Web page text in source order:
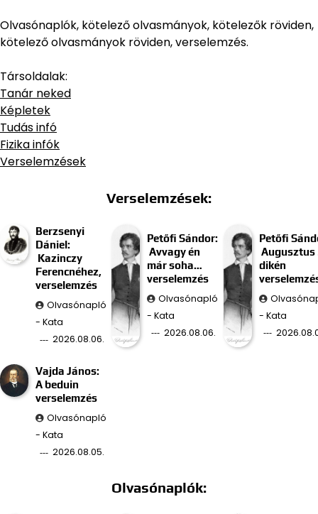
Olvasónaplók, kötelező olvasmányok, kötelezők röviden,
kötelező olvasmányok röviden, verselemzés.
Társoldalak:
Tanár neked
Képletek
Tudás infó
Fizika infók
Verselemzések
Verselemzések:
Berzsenyi
Dániel:
Kazinczy
Ferencnéhez,
verselemzés
Olvasónapló
- Kata
2026.08.06.
Petőfi Sándor:
Avvagy én
már soha…
verselemzés
Olvasónapló
- Kata
2026.08.06.
Petőfi
Augusztus
dikén
- Kata
Vajda János:
A beduin
verselemzés
Olvasónapló
- Kata
2026.08.05.
Olvasónaplók: